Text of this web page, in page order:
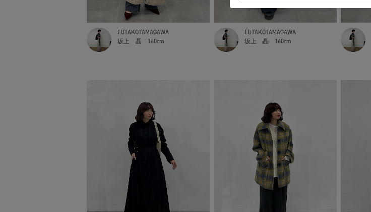
FUTAKOTAMAGAWA
坂上 晶
160cm
FUTAKOTAMAGAWA
坂上 晶
160cm